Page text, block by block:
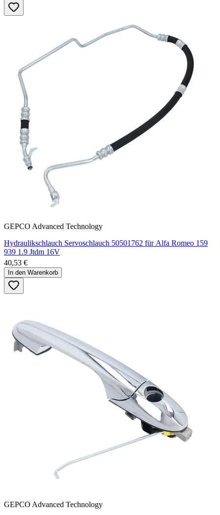
GEPCO Advanced Technology
Hydraulikschlauch Servoschlauch 50501762 für Alfa Romeo 159
939 1.9 Jtdm 16V
40,53 €
In den Warenkorb
GEPCO Advanced Technology